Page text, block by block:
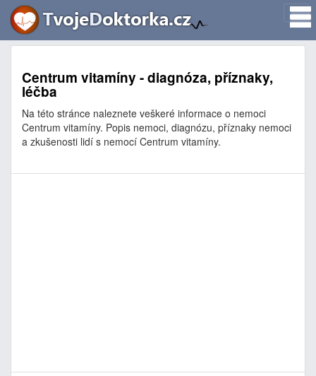
Centrum vitamíny - diagnóza, příznaky,
léčba
Na této stránce naleznete veškeré informace o nemoci
Centrum vitamíny. Popis nemoci, diagnózu, příznaky nemoci
a zkušenosti lidí s nemocí Centrum vitamíny.